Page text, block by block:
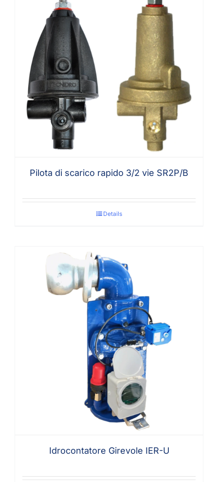
Pilota di scarico rapido 3/2 vie SR2P/B
Details
Idrocontatore Girevole IER-U